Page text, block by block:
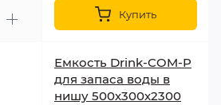
Купить
Емкость Drink-COM-P
для запаса воды в
нишу 500х300х2300